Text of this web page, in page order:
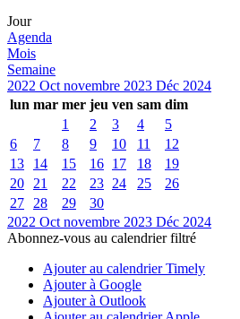
Jour
Agenda
Mois
Semaine
2022 Oct novembre 2023 Déc 2024
lun mar mer jeu ven sam dim
1
2 3 4
5
6
7 8 9 10 11
12
13
14 15 16 17 18
19
20
21 22 23 24 25
26
27
28 29
30
2022 Oct novembre 2023 Déc 2024
Abonnez-vous au calendrier filtré
Ajouter au calendrier Timely
Ajouter à Google
Ajouter à Outlook